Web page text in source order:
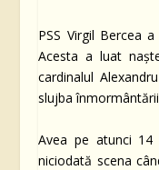
PSS Virgil Bercea
Acesta a luat
cardinalul
slujba
Avea pe atunci
niciodată scena